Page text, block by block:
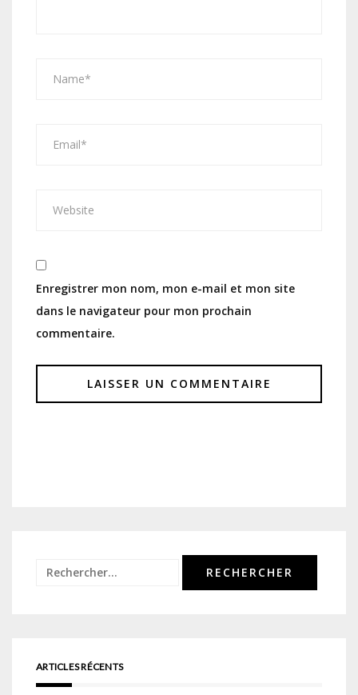
Enregistrer mon nom, mon e-mail et mon site
dans le navigateur pour mon prochain
commentaire.
Rechercher :
ARTICLES RÉCENTS